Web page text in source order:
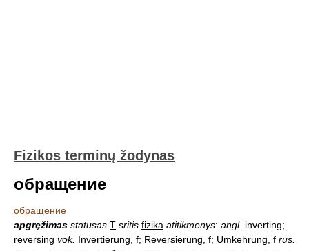
Fizikos terminų žodynas
обращение
обращение
apgręžimas statusas T sritis fizika atitikmenys: angl. inverting;
reversing vok. Invertierung, f; Reversierung, f; Umkehrung, f rus.